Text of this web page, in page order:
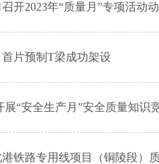
开2023年“质量月”专项活动
片预制T梁成功架设
“安全生产月”安全质量知识
铁路专用线项目（铜陵段）